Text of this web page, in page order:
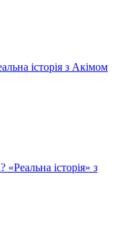
історія з Акімом
історія» з